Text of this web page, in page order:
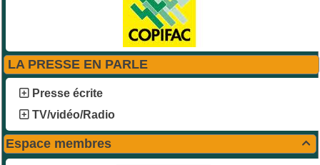
LA PRESSE EN PARLE
Presse écrite
TV/vidéo/Radio

Espace membres